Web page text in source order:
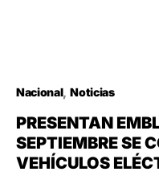
Nacional Noticias
PRESENTAN
SEPTIEMBRE SE
VEHÍCULOS